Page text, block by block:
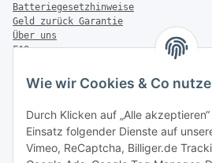
Wie wir Cookies & Co
Durch Klicken auf „Alle
Einsatz folgender Dienste auf
Vimeo, ReCaptcha, Billiger.de
Batteriegesetzhinweise
Geld zurück Garantie
Über uns
FAQ
Zahlung & Versand